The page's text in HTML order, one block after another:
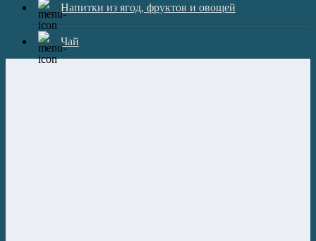
Напитки из ягод, фруктов и овощей
Чай